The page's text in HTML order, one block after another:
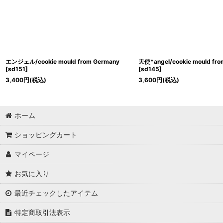
エンジェル/cookie mould from Germany
[sd151]
3,400円(税込)
天使*angel/cookie mould
[sd145]
3,600円(税込)
ホーム
ショッピングカート
マイページ
お気に入り
最近チェックしたアイテム
特定商取引法表示